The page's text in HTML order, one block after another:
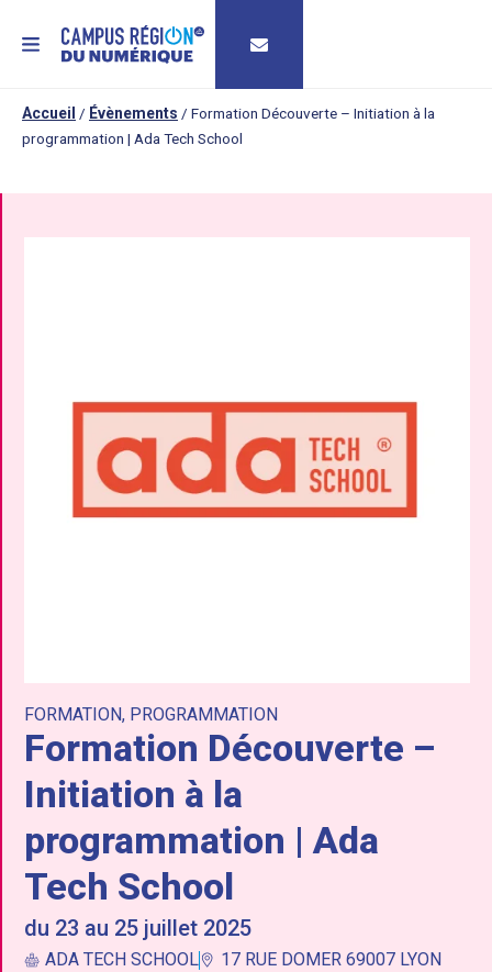
MENU
Accueil / Évènements / Formation Découverte – Initiation à la
programmation | Ada Tech School
FORMATION, PROGRAMMATION
Formation Découverte –
Initiation à la
programmation | Ada
Tech School
du 23 au 25 juillet 2025
ADA TECH SCHOOL 17 RUE DOMER 69007 LYON